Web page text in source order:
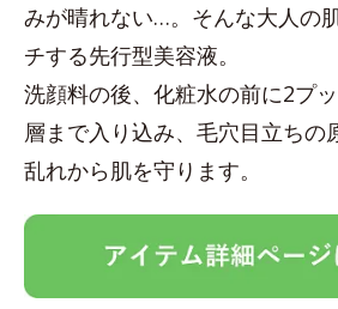
みが晴れない…。そんな大人の
チする先行型美容液。
洗顔料の後、化粧水の前に2プ
層まで入り込み、毛穴目立ちの
乱れから肌を守ります。